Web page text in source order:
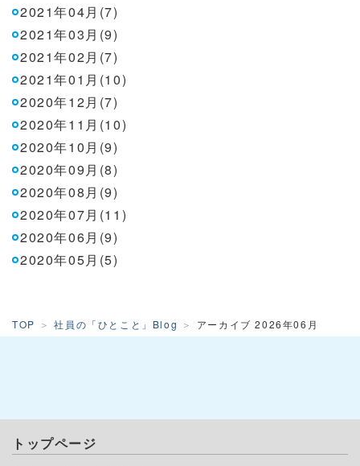
2021年04月(7)
2021年03月(9)
2021年02月(7)
2021年01月(10)
2020年12月(7)
2020年11月(10)
2020年10月(9)
2020年09月(8)
2020年08月(9)
2020年07月(11)
2020年06月(9)
2020年05月(5)
TOP 社員の「ひとこと」Blog アーカイブ 2026年06月
トップページ